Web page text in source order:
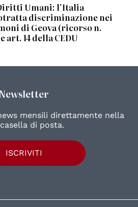
Umani: l’Italia
discriminazione nei
di Geova (ricorso n.
art. 14 della CEDU
Newsletter
mensili direttamente nella
di posta.
ISCRIVITI